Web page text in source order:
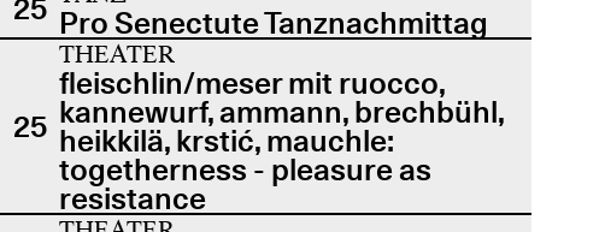
25 Pro Senectute Tanznachmittag
25
THEATER
fleischlin/meser mit ruocco,
kannewurf, ammann, brechbühl,
heikkilä, krstić, mauchle:
togetherness - pleasure as
resistance